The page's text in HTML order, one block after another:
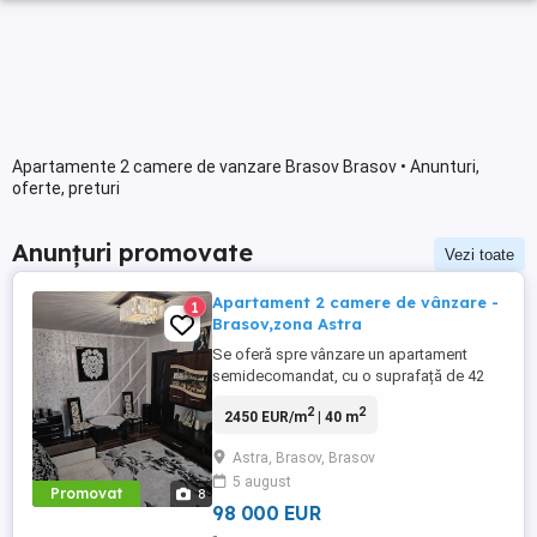
Apartamente 2 camere de vanzare Brasov Brasov • Anunturi,
oferte, preturi
Anunțuri promovate Vezi toate
Promovat 8
1
Apartament 2 camere de vânzare -
Brasov,zona Astra
Se oferă spre vânzare un apartament
semidecomandat, cu o suprafață de 42
zonă liniștită și foarte bine conectată la
camere semidecomandate Suprafață: 42
mp Parter Centrală termică proprie
Geamuri termopan Ușă ...
2450 EUR/m2| 40 m2
Astra, Brasov, Brasov
5 august
98 000 EUR